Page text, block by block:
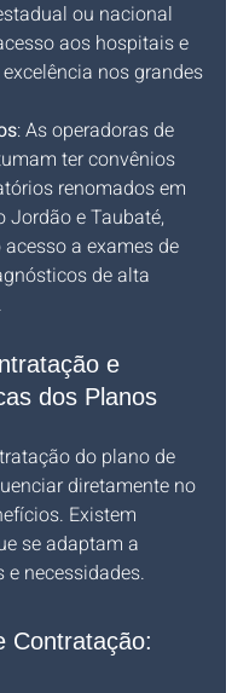
ou nacional
aos hospitais e
nos grandes
: As operadoras de
ter convênios
renomados em
Jordão e Taubaté,
a exames de
de alta
e
dos Planos
do plano de
diretamente no
Existem
se adaptam a
e necessidades.
Contratação: